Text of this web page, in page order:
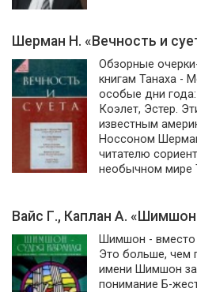
Шерман Н. «Вечность и
Обзорные
книгам Танаха -
особые дни
Коэлет, Эстер.
известным
Носсоном
читателю
необычном мире
Вайс Г., Каплан А.
Шимшон - вместо
Это больше, чем
имени Шимшон
понимание Б-